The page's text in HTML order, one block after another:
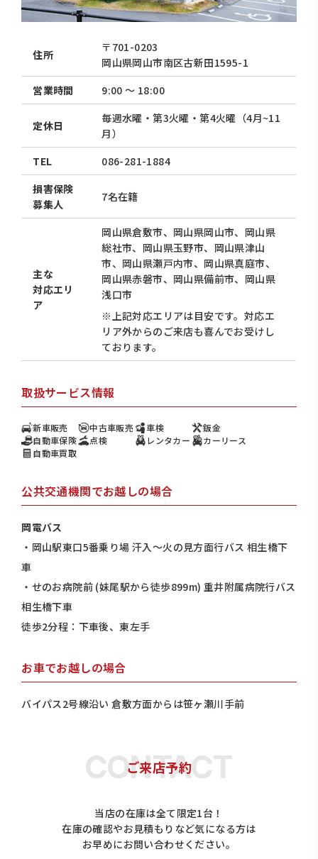
住所
〒701-0203
岡山県岡山市南区古新田1595-1
営業時間
9:00 〜 18:00
定休日
毎週水曜・第3火曜・第4火曜（4月~11
月）
TEL
086-281-1884
損害保険
募集人
7名在籍
主な
対応エリ
ア
岡山県倉敷市、岡山県岡山市、岡山県
総社市、岡山県玉野市、岡山県津山
市、岡山県瀬戸内市、岡山県真庭市、
岡山県赤磐市、岡山県備前市、岡山県
浅口市
※上記対応エリアは目安です。対応エ
リア外からのご来店も喜んでお受けし
ております。
取扱サービス情報
新車販売 中古車販売 車検
鈑金
自動車保険
点検 レンタカー
カーリース
自動車買取
公共交通機関でお越しの場合
岡電バス
・岡山駅東口5番乗り場 汗入～火の見方面行バス 相生橋下
車
・せのお病院前 (妹尾駅から徒歩899m) 重井附属病院行バス
相生橋下車
徒歩2分程：下車後、東左手
お車でお越しの場合
バイパス2号線沿い 倉敷方面からは笹ヶ瀬川手前
ご来店予約
当店の在庫は全て限定1台！
在庫の確認やお見積もりなど気になる方は
お早めにお問い合わせください。